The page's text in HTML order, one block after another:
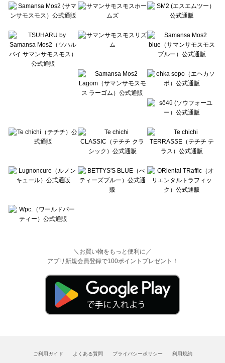
Te chichi（テチチ）の一覧
Te chichi CLASSIC（テチチ クラシック）の一覧
Lugnoncure（ルノンキュール）の一覧
BETTY'S BLUE（べティーズブルー）の一覧
Wpc.（ワールドパーティー）の一覧
＼お買い物をもっと便利に／
アプリ新規会員登録で100ポイントプレゼント！
ご利用ガイド よくある質問 プライバシーポリシー 利用規約